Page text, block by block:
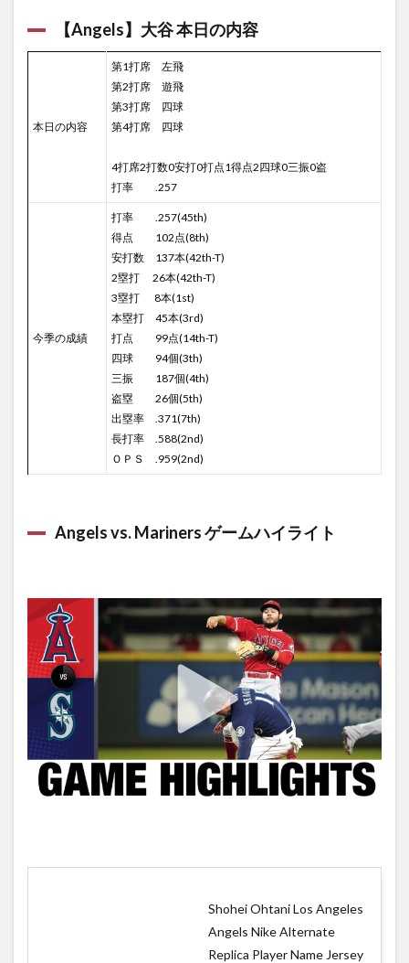
【Angels】大谷 本日の内容
本日の内容
第1打席 左飛
第2打席 遊飛
第3打席 四球
第4打席 四球
4打席2打数0安打0打点1得点2四球0三振0盗
打率 .257
今季の成績
打率 .257(45th)
得点 102点(8th)
安打数 137本(42th-T)
2塁打 26本(42th-T)
3塁打 8本(1st)
本塁打 45本(3rd)
打点 99点(14th-T)
四球 94個(3th)
三振 187個(4th)
盗塁 26個(5th)
出塁率 .371(7th)
長打率 .588(2nd)
ＯＰＳ .959(2nd)
Angels vs. Mariners ゲームハイライト
Shohei Ohtani Los Angeles
Angels Nike Alternate
Replica Player Name Jersey